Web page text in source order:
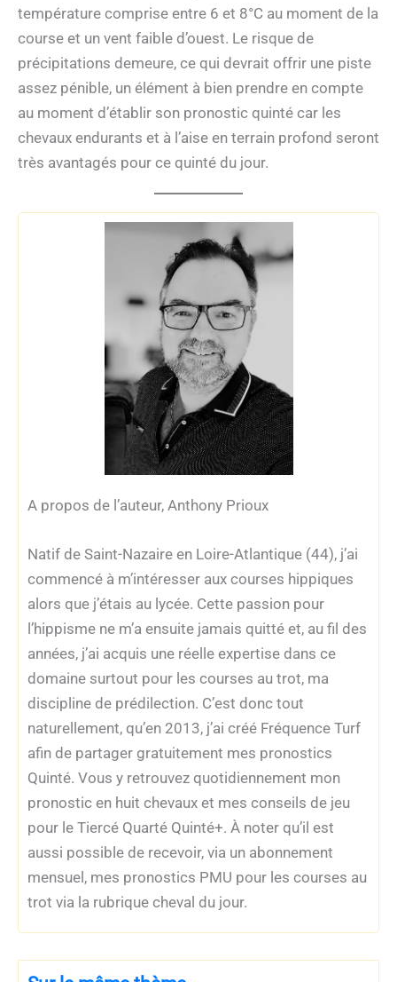
température comprise entre 6 et 8°C au moment de la
course et un vent faible d’ouest. Le risque de
précipitations demeure, ce qui devrait offrir une piste
assez pénible, un élément à bien prendre en compte
au moment d’établir son pronostic quinté car les
chevaux endurants et à l’aise en terrain profond seront
très avantagés pour ce quinté du jour.
A propos de l’auteur, Anthony Prioux
Natif de Saint-Nazaire en Loire-Atlantique (44), j’ai
commencé à m’intéresser aux courses hippiques
alors que j’étais au lycée. Cette passion pour
l’hippisme ne m’a ensuite jamais quitté et, au fil des
années, j’ai acquis une réelle expertise dans ce
domaine surtout pour les courses au trot, ma
discipline de prédilection. C’est donc tout
naturellement, qu’en 2013, j’ai créé Fréquence Turf
afin de partager gratuitement mes pronostics
Quinté. Vous y retrouvez quotidiennement mon
pronostic en huit chevaux et mes conseils de jeu
pour le Tiercé Quarté Quinté+. À noter qu’il est
aussi possible de recevoir, via un abonnement
mensuel, mes pronostics PMU pour les courses au
trot via la rubrique cheval du jour.